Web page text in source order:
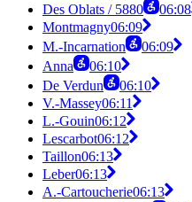
Des Oblats / 5880
06:08
Montmagny06:09
M.-Incarnation
06:09
Anna
06:10
De Verdun
06:10
V.-Massey06:11
L.-Gouin06:12
Lescarbot06:12
Taillon06:13
Leber06:13
A.-Cartoucherie06:13